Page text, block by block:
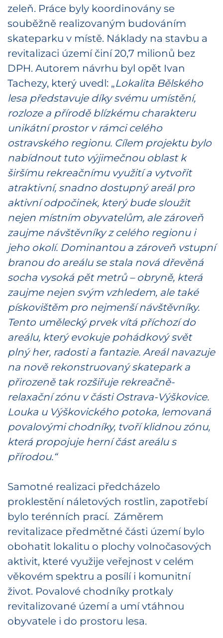
zeleň. Práce byly koordinovány se
souběžně realizovaným budováním
skateparku v místě. Náklady na stavbu a
revitalizaci území činí 20,7 milionů bez
DPH. Autorem návrhu byl opět Ivan
Tachezy, který uvedl: „Lokalita Bělského
lesa představuje díky svému umístění,
rozloze a přírodě blízkému charakteru
unikátní prostor v rámci celého
ostravského regionu. Cílem projektu bylo
nabídnout tuto výjimečnou oblast k
širšímu rekreačnímu využití a vytvořit
atraktivní, snadno dostupný areál pro
aktivní odpočinek, který bude sloužit
nejen místním obyvatelům, ale zároveň
zaujme návštěvníky z celého regionu i
jeho okolí. Dominantou a zároveň vstupní
branou do areálu se stala nová dřevěná
socha vysoká pět metrů – obryně, která
zaujme nejen svým vzhledem, ale také
pískovištěm pro nejmenší návštěvníky.
Tento umělecký prvek vítá příchozí do
areálu, který evokuje pohádkový svět
plný her, radosti a fantazie. Areál navazuje
na nově rekonstruovaný skatepark a
přirozeně tak rozšiřuje rekreačně-
relaxační zónu v části Ostrava-Výškovice.
Louka u Výškovického potoka, lemovaná
povalovými chodníky, tvoří klidnou zónu,
která propojuje herní část areálu s
přírodou.“
Samotné realizaci předcházelo
proklestění náletových rostlin, zapotřebí
bylo terénních prací. Záměrem
revitalizace předmětné části území bylo
obohatit lokalitu o plochy volnočasových
aktivit, které využije veřejnost v celém
věkovém spektru a posílí i komunitní
život. Povalové chodníky protkaly
revitalizované území a umí vtáhnou
obyvatele i do prostoru lesa.